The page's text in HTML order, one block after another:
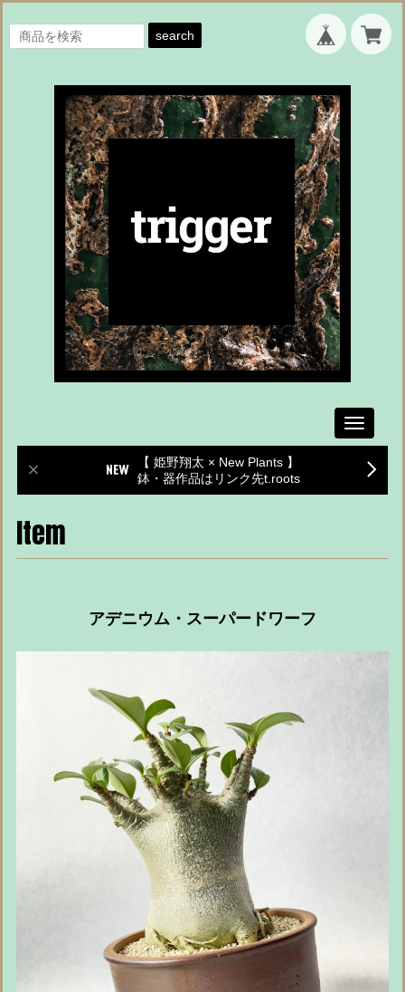
search
Toggle
【 姫野翔太 × New Plants 】
鉢・器作品はリンク先t.roots
Item
アデニウム・スーパードワーフ